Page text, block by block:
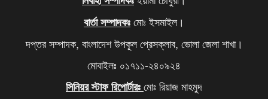
বার্তা সম্পাদকঃমোঃ ইসমাইল।
দপ্তর সম্পাদক, বাংলাদেশ উপকূল প্রেসক্লাব, ভোলা জেলা শাখা।
মোবাইলঃ ০১৭১১-২৪০৯২৪
সিনিয়র স্টাফ রিপোর্টারঃমোঃ রিয়াজ মাহমুদ